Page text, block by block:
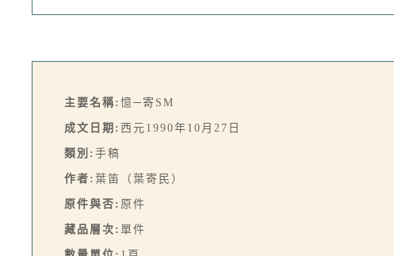
主要名稱: 憶─寄SM
成文日期: 西元1990年10月27日
類別: 手稿
作者: 葉笛（葉寄民）
原件與否: 原件
藏品層次: 單件